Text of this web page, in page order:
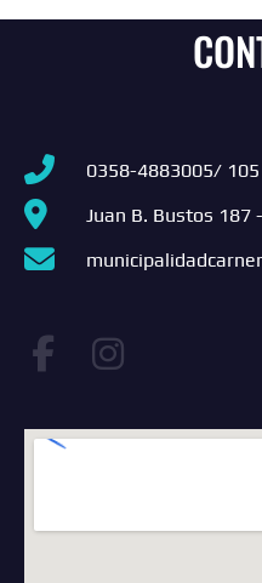
0358-4883005/ 105
Juan B. Bustos 187